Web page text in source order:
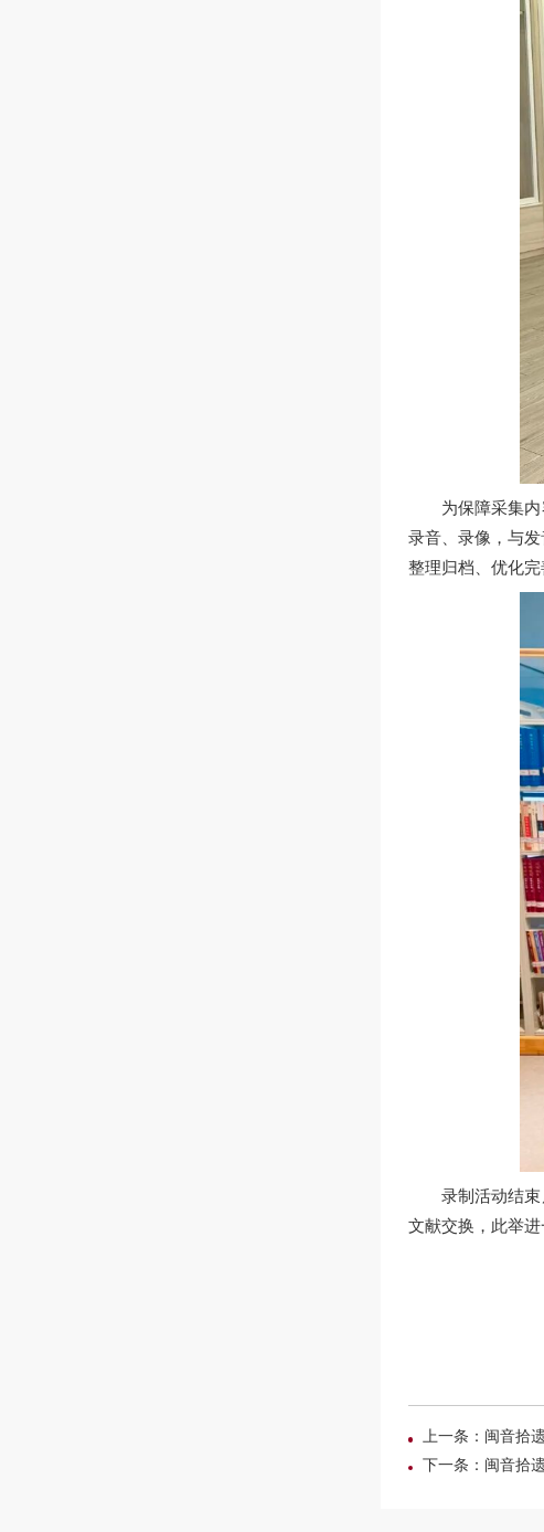
为保障采集
录音、录像，与
整理归档、优化
录制活动结
文献交换，此举
上一条：闽音拾
下一条：闽音拾